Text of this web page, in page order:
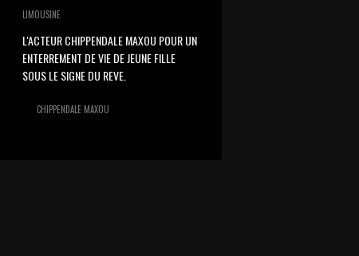
LIMOUSINE
L'ACTEUR CHIPPENDALE MAXOU POUR UN
ENTERREMENT DE VIE DE JEUNE FILLE
SOUS LE SIGNE DU REVE.
CHIPPENDALE MAXOU